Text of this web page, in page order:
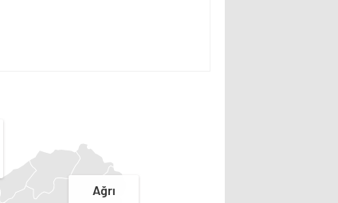
Ağrı